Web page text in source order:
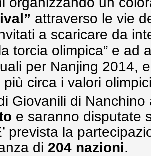
attraverso le vie
a scaricare da
torcia olimpica” e ad
per Nanjing 2014,
più circa i valori
Giovanili di
e saranno disputate
prevista la
di 204 nazioni.